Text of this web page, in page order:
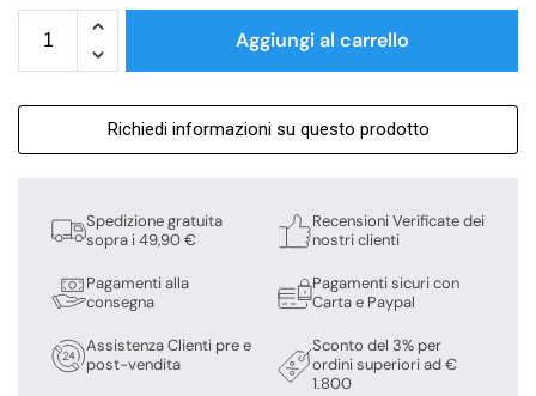
Aggiungi al carrello
Richiedi informazioni su questo prodotto
Spedizione gratuita
sopra i 49,90 €
Pagamenti alla
consegna
Assistenza Clienti pre e
post-vendita
Recensioni Verificate dei
nostri clienti
Pagamenti sicuri con
Carta e Paypal
Sconto del 3% per
ordini superiori ad €
1.800